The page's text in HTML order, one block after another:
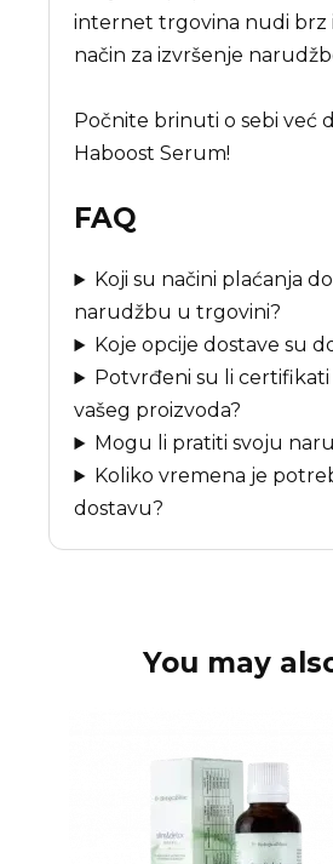
internet trgovina nudi brz
način za izvršenje
Počnite brinuti o sebi već
Haboost Serum!
FAQ
Koji su načini plaćanja
narudžbu u trgovini?
Koje opcije dostave su
Potvrđeni su li
vašeg proizvoda?
Mogu li pratiti svoju
Koliko vremena je
dostavu?
You may